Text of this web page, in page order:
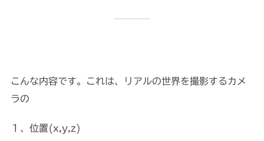
こんな内容です。これは、リアルの世界を撮影するカメ
ラの
１、位置(x,y,z)